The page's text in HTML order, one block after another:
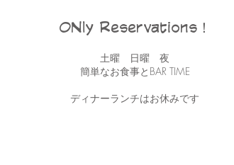
ONly Reservations！
土曜 日曜 夜
簡単なお食事とBAR TIME
ディナーランチはお休みです